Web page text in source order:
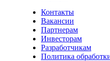
Контакты
Вакансии
Партнерам
Инвесторам
Разработчикам
Политика